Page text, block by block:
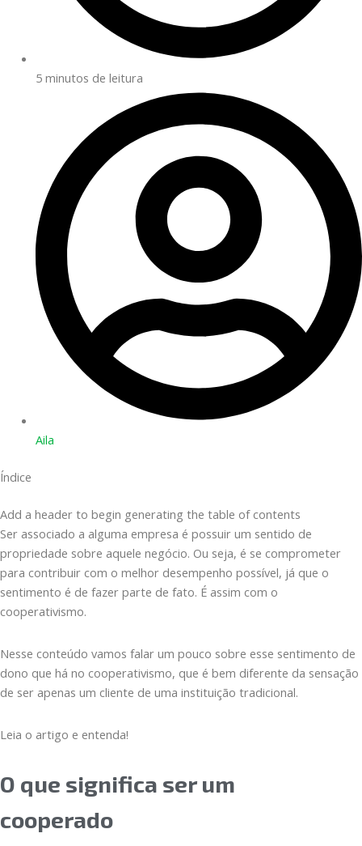
5 minutos de leitura
Aila
Índice
Add a header to begin generating the table of contents
Ser associado a alguma empresa é possuir um sentido de
propriedade sobre aquele negócio. Ou seja, é se comprometer
para contribuir com o melhor desempenho possível, já que o
sentimento é de fazer parte de fato. É assim com o
cooperativismo.
Nesse conteúdo vamos falar um pouco sobre esse sentimento de
dono que há no cooperativismo, que é bem diferente da sensação
de ser apenas um cliente de uma instituição tradicional.
Leia o artigo e entenda!
O que significa ser um
cooperado